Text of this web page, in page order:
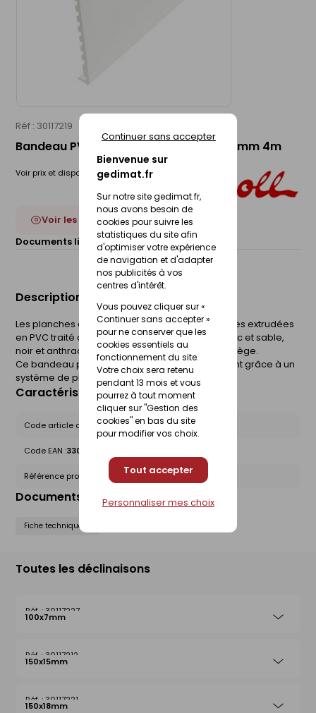
Bienvenue sur
gedimat.fr
Sur notre site gedimat.fr,
nous avons besoin de
cookies pour suivre les
statistiques du site afin
d'optimiser votre expérience
de navigation et d'adapter
nos publicités à vos
centres d'intérêt.
Vous pouvez cliquer sur «
Continuer sans accepter »
pour ne conserver que les
cookies essentiels au
fonctionnement du site.
Votre choix sera retenu
pendant 13 mois et vous
pourrez à tout moment
cliquer sur "Gestion des
cookies" en bas du site
pour modifier vos choix.
Tout accepter
Continuer sans accepter
Personnaliser mes choix
Réf : 30117219
Bandeau PVC cellulaire blanc - 400x15mm 4m
Voir prix et disponibilité en magasin
Voir les 18 déclinaisons
Documents liés :
Fiche technique
Description du produit
Les planches de rive sont des planches cellulaires extrudées
en PVC traité anti UV en 4 coloris différents (blanc et sable,
noir et anthracite ) ou plaxées en finition chêne liège.
Ce bandeau permet l'habillage du débordement grâce à un
système de planche clouée sur la charpente.
Caractéristiques du produit
Code article chez le fournisseur :C15B404B
Code EAN :3309033064704
Référence produit nationale Gedimat :30117219
Documents liés
Fiche technique
Toutes les déclinaisons
30117227
100x7mm
30117212
150x15mm
30117221
150x18mm